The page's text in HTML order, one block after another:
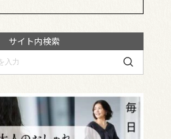
サイト内検索